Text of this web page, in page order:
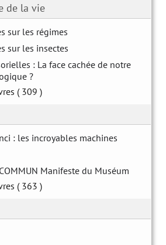
de la vie
sur les régimes
sur les insectes
: La face cachée de notre
?
( 309 )
: les incroyables machines
Manifeste du Muséum
( 363 )